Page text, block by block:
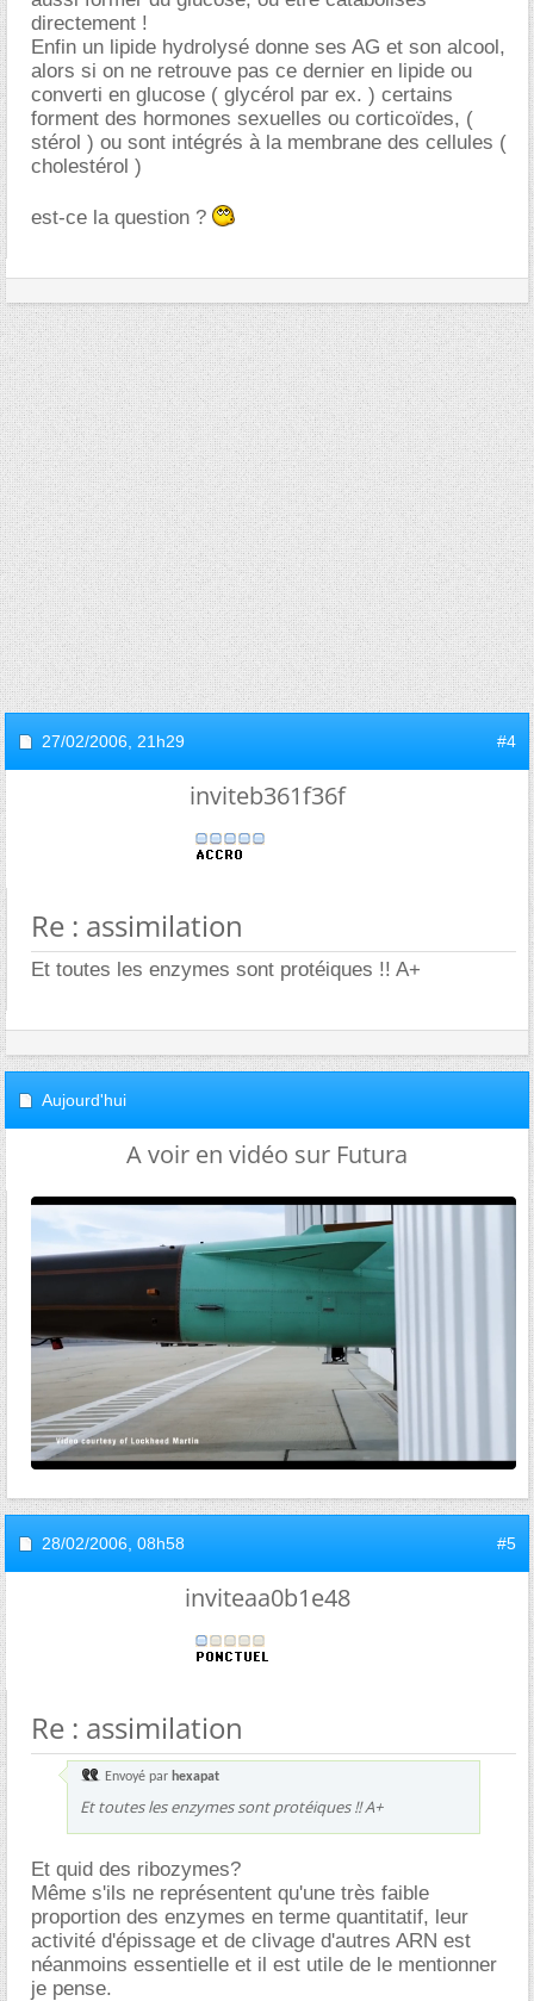
directement !
Enfin un lipide hydrolysé donne ses AG et son alcool,
alors si on ne retrouve pas ce dernier en lipide ou
converti en glucose ( glycérol par ex. ) certains
forment des hormones sexuelles ou corticoïdes, (
stérol ) ou sont intégrés à la membrane des cellules (
cholestérol )
est-ce la question ?
27/02/2006, 21h29 #4
inviteb361f36f
Re : assimilation
Et toutes les enzymes sont protéiques !! A+
Aujourd'hui
A voir en vidéo sur Futura
28/02/2006, 08h58 #5
inviteaa0b1e48
Re : assimilation
Envoyé par hexapat
Et toutes les enzymes sont protéiques !! A+
Et quid des ribozymes?
Même s'ils ne représentent qu'une très faible
proportion des enzymes en terme quantitatif, leur
activité d'épissage et de clivage d'autres ARN est
néanmoins essentielle et il est utile de le mentionner
je pense.